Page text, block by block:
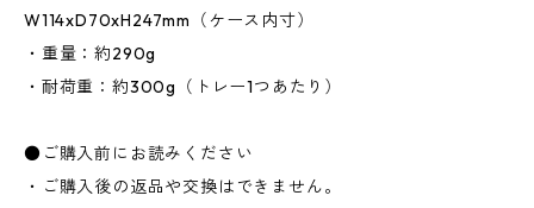
W114xD70xH247mm（ケース内寸）
・重量：約290g
・耐荷重：約300g（トレー1つあたり）
●ご購入前にお読みください
・ご購入後の返品や交換はできません。